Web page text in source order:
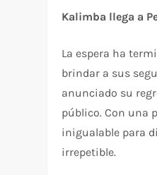
Kalimba llega a
La espera ha
brindar a sus
anunciado su
público. Con una
inigualable para
irrepetible.